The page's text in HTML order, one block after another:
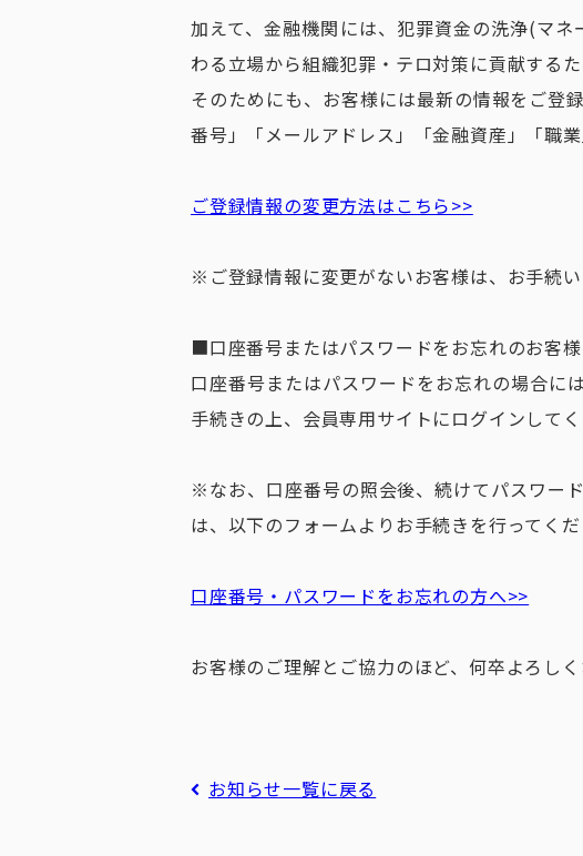
加えて、金融機関には、犯罪資金の洗浄(マ
わる立場から組織犯罪・テロ対策に貢献する
そのためにも、お客様には最新の情報をご登
番号」「メールアドレス」「金融資産」「職
ご登録情報の変更方法はこちら>>
※ご登録情報に変更がないお客様は、お手続い
■口座番号またはパスワードをお忘れのお客
口座番号またはパスワードをお忘れの場合に
手続きの上、会員専用サイトにログインしてく
※なお、口座番号の照会後、続けてパスワー
は、以下のフォームよりお手続きを行ってくだ
口座番号・パスワードをお忘れの方へ>>
お客様のご理解とご協力のほど、何卒よろしく
お知らせ一覧に戻る